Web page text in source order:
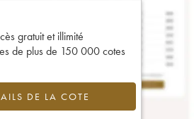
gratuit et illimité
de plus de 150 000 cotes
DE LA COTE